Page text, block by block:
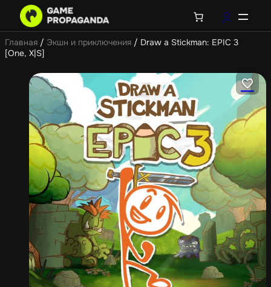
Главная / Экшн и приключения / Draw a Stickman: EPIC 3
[One, X|S]